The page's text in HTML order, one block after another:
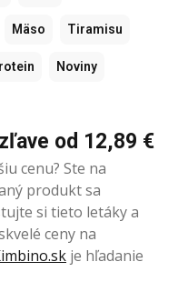
Mäso Tiramisu
Noviny
od 12,89 €
cenu? Ste na
produkt sa
si tieto letáky a
ceny na
je hľadanie